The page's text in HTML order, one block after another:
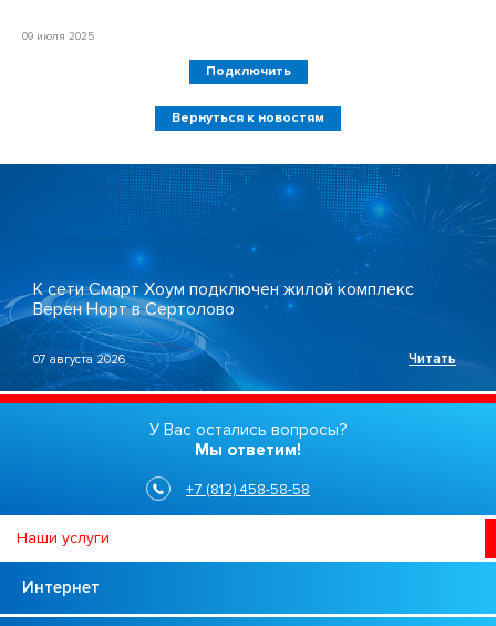
09 июля 2025
Подключить
Вернуться к новостям
К сети Смарт Хоум подключен жилой комплекс
Верен Норт в Сертолово
07 августа 2026 Читать
У Вас остались вопросы?
Мы ответим!
+7 (812) 458-58-58
Наши услуги
Интернет